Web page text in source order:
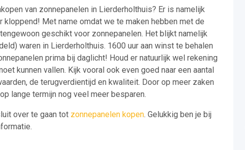
van zonnepanelen in Lierderholthuis? Er is namelijk
Met name omdat we te maken hebben met de
geschikt voor zonnepanelen. Het blijkt namelijk
waren in Lierderholthuis. 1600 uur aan winst te behalen
prima bij daglicht! Houd er natuurlijk wel rekening
kunnen vallen. Kijk vooral ook even goed naar een aantal
de terugverdientijd en kwaliteit. Door op meer zaken
lange termijn nog veel meer besparen.
over te gaan tot zonnepanelen kopen. Gelukkig ben je bij